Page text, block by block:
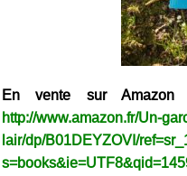
En vente sur
http://www.amazon.fr/Un-
lair/dp/B01DEYZOVI/